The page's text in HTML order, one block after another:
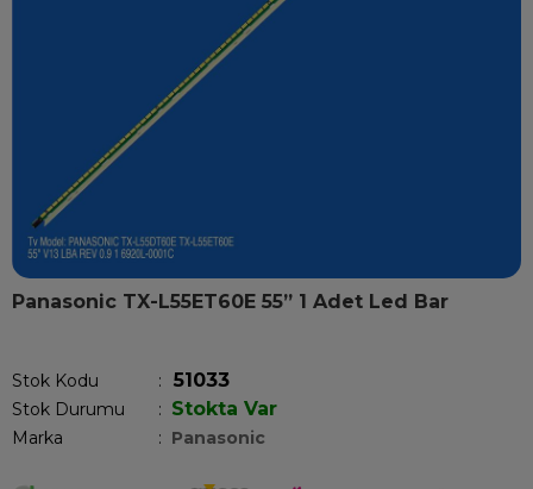
Panasonic TX-L55ET60E 55” 1 Adet Led Bar
Stok Kodu 51033
Stok Durumu : Stokta Var
Marka : Panasonic